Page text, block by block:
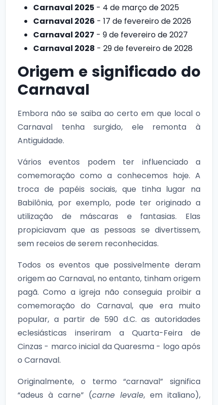
Carnaval 2025 - 4 de março de 2025
Carnaval 2026 - 17 de fevereiro de 2026
Carnaval 2027 - 9 de fevereiro de 2027
Carnaval 2028 - 29 de fevereiro de 2028
Origem e significado do
Carnaval
Embora não se saiba ao certo em que local o
Carnaval tenha surgido, ele remonta à
Antiguidade.
Vários eventos podem ter influenciado a
comemoração como a conhecemos hoje. A
troca de papéis sociais, que tinha lugar na
Babilônia, por exemplo, pode ter originado a
utilização de máscaras e fantasias. Elas
propiciavam que as pessoas se divertissem,
sem receios de serem reconhecidas.
Todos os eventos que possivelmente deram
origem ao Carnaval, no entanto, tinham origem
pagã. Como a igreja não conseguia proibir a
comemoração do Carnaval, que era muito
popular, a partir de 590 d.C. as autoridades
eclesiásticas inseriram a Quarta-Feira de
Cinzas - marco inicial da Quaresma - logo após
o Carnaval.
Originalmente, o termo “carnaval” significa
“adeus à carne” (carne levale, em italiano),